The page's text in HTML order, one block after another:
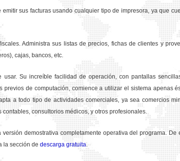
sus facturas usando cualquier tipo de impresora, ya que
Administra sus listas de precios, fichas de clientes y
cajas, bancos, etc.
usar. Su increíble facilidad de operación, con pantallas
previos de computación, comience a utilizar el sistema apenas
a todo tipo de actividades comerciales, ya sea comercios
consultorios médicos, y otros profesionales.
versión demostrativa completamente operativa del programa.
la sección de descarga gratuita.